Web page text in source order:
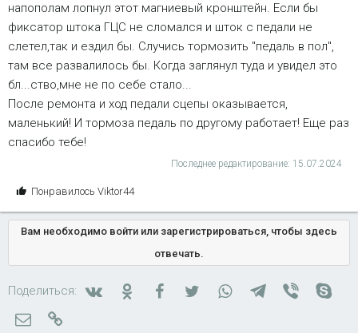
напополам лопнул этот магниевый кронштейн. Если бы
фиксатор штока ГЦС не сломался и шток с педали не
слетел,так и ездил бы. Случись тормозить "педаль в пол",
там все развалилось бы. Когда заглянул туда и увидел это
бл...ство,мне не по себе стало...
После ремонта и ход педали сцепы оказывается,
маленький! И тормоза педаль по другому работает! Еще раз
спасибо тебе!
Последнее редактирование: 15.07.2024
С
м
п
и
:
Понравилось Viktor44
Вам необходимо войти или зарегистрироваться, чтобы здесь
отвечать.
Поделиться: ВконтактеОдноклассники
FacebookTwitterWhatsAppTelegram
Viber
Электронная почта